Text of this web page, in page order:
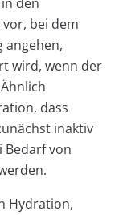
bei dem
angehen,
wird, wenn der
dass
inaktiv
Bedarf von
Hydration,